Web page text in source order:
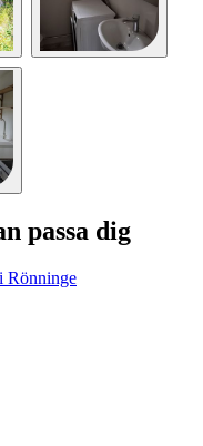
passa dig
Rönninge